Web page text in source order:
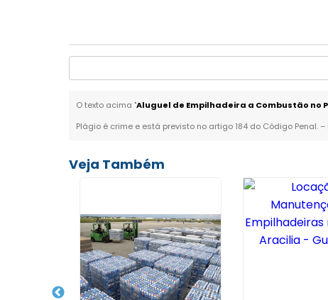
O texto acima "Aluguel de Empilhadeira a Combustão no
Plágio é crime e está previsto no artigo 184 do Código Penal. –
Veja Também